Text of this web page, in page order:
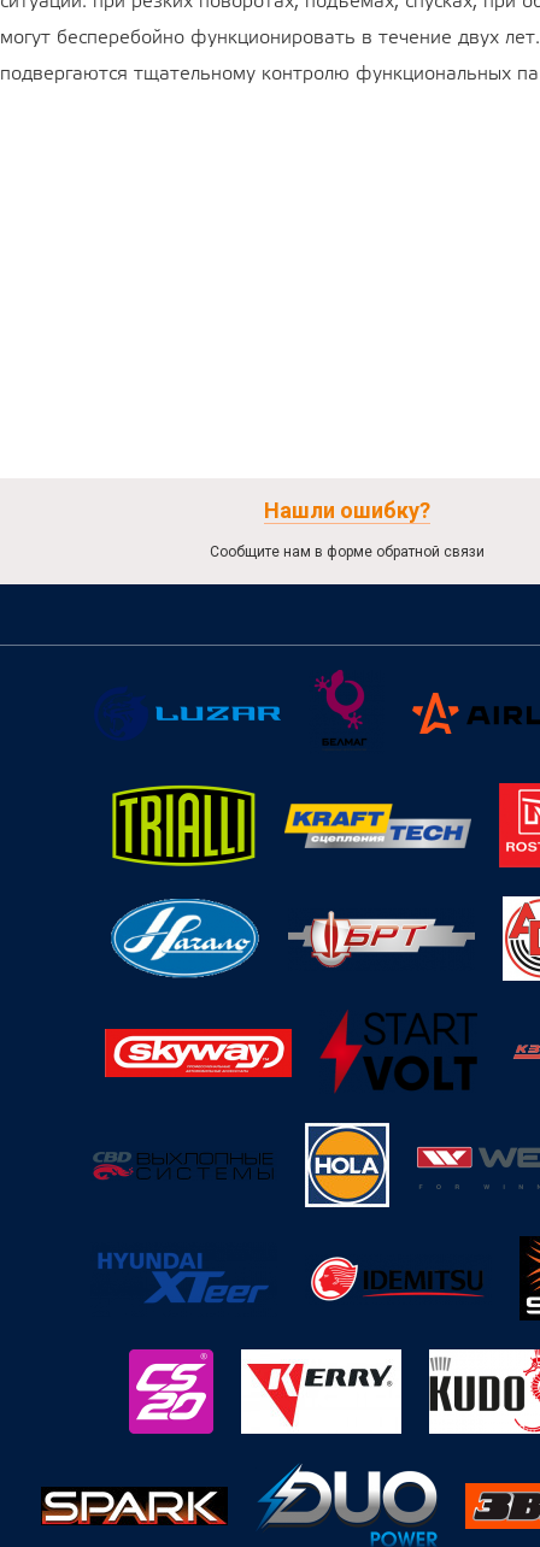
могут бесперебойно функционировать в течение двух
подвергаются тщательному контролю функциональных
Нашли ошибку?
Сообщите нам в форме обратной связи